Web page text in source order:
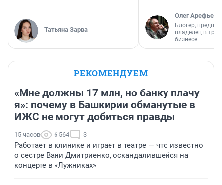
Татьяна Зарва
Олег Арефьев
Блогер,
владелец в
бизнесе
РЕКОМЕНДУЕМ
«Мне должны 17 млн, но банку плачу
я»: почему в Башкирии обманутые в
ИЖС не могут добиться правды
15 часов 6 564 3
Работает в клинике и играет в театре — что известно
о сестре Вани Дмитриенко, оскандалившейся на
концерте в «Лужниках»